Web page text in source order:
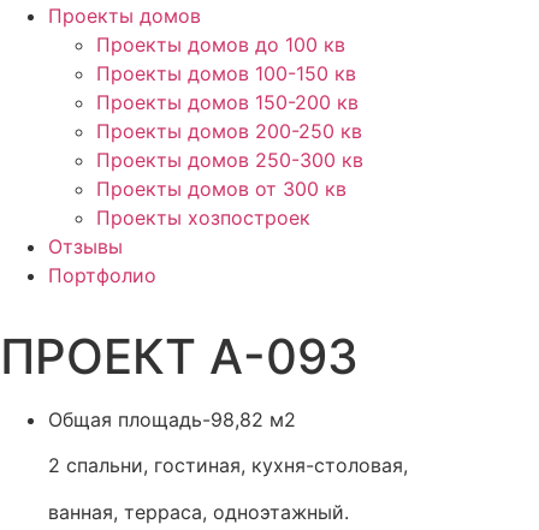
Проекты домов
Проекты домов до 100 кв
Проекты домов 100-150 кв
Проекты домов 150-200 кв
Проекты домов 200-250 кв
Проекты домов 250-300 кв
Проекты домов от 300 кв
Проекты хозпостроек
Отзывы
Портфолио
ПРОЕКТ А-093
Общая площадь-98,82 м2
2 спальни, гостиная, кухня-столовая,
ванная, терраса, одноэтажный.